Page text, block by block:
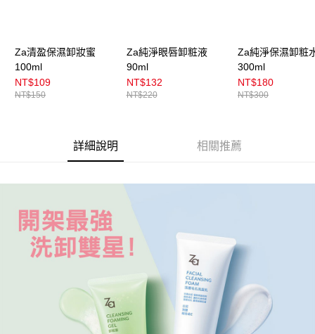
每筆NT$300，滿NT$3,000(含以上)免運費
付款後門市自取
每筆NT$100，滿NT$399(含以上)免運費
Za清盈保濕卸妝蜜
100ml
NT$109
NT$150
Za純淨眼唇卸粧液
90ml
NT$132
NT$220
Za純淨保濕卸粧
300ml
NT$180
NT$300
詳細說明 相關推薦